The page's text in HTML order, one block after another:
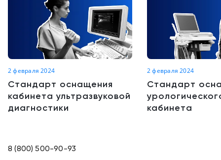
2 февраля 2024
Стандарт оснащения
кабинета ультразвуковой
диагностики
2 февраля 2024
Стандарт
кабинета
8 (800) 500-90-93